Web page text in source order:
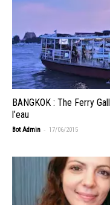
BANGKOK : The Ferry
l’eau
Bot Admin - 17/06/2015